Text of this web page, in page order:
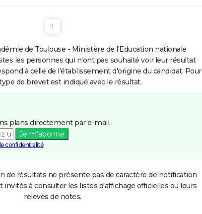
1
de Toulouse - Ministère de l'Education nationale
les personnes qui n'ont pas souhaité voir leur résultat
à celle de l'établissement d'origine du candidat. Pour
de brevet est indiqué avec le résultat.
plans directement par e-mail.
Je m'abonne
confidentialité
de résultats ne présente pas de caractère de notification
invités à consulter les listes d'affichage officielles ou leurs
relevés de notes.